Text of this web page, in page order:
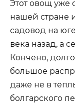
Этот овощ уже
нашей стране
садовод на
века назад, а
Кончено,
большое
даже не в
болгарского